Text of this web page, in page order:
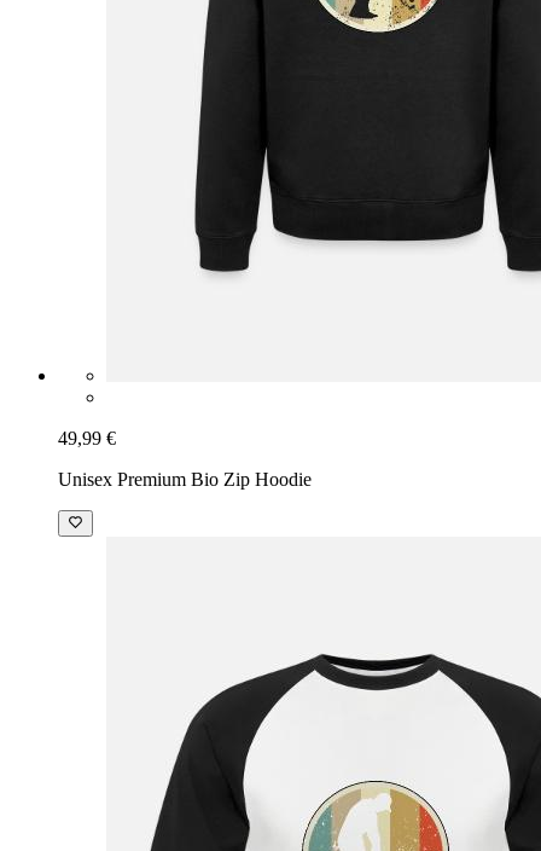
49,99 €
Unisex Premium Bio Zip Hoodie